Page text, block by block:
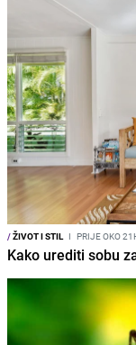
/ŽIVOT I STIL I PRIJE OKO
Kako urediti sobu